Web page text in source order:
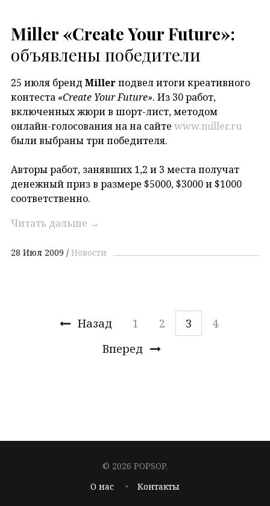
Miller «Create Your Future»:
объявлены победители
25 июля бренд Millerподвел итоги креативного
контеста «Create Your Future». Из 30 работ,
включенных жюри в шорт-лист, методом
онлайн-голосования на на сайте www.miller.ru
были выбраны три победителя.
Авторы работ, занявших 1,2 и 3 места получат
денежный приз в размере $5000, $3000 и $1000
соответственно.
Читать дальше →
28 Июл 2009 Новости
Назад 1 2 3
4
Вперед
© 2026 POPSOP.
О нас
Контакты